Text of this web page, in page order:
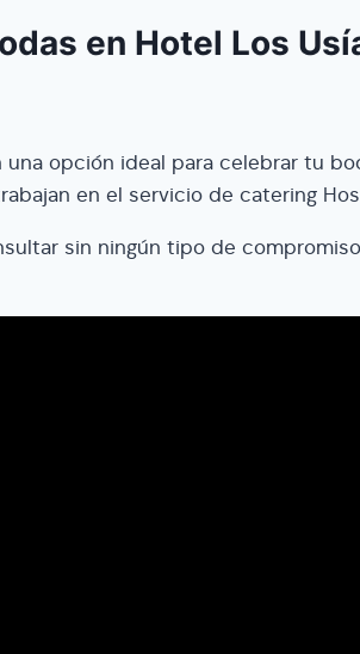
en Hotel Los
una opción ideal para celebrar tu
en el servicio de catering
sin ningún tipo de